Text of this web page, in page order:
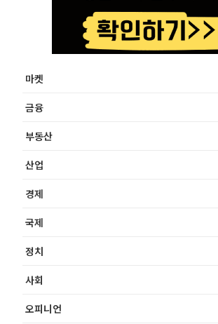
마켓
금융
부동산
산업
경제
국제
정치
사회
오피니언